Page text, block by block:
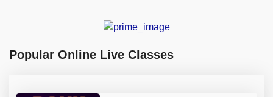
Popular Online Live Classes